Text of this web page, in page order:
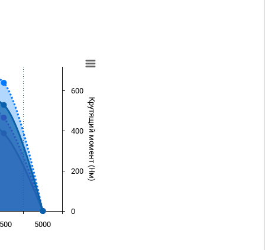
Крутящий момент (Нм)
5000
0
200
400
600